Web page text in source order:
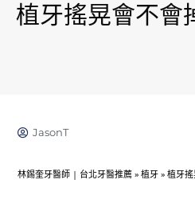
植牙搖晃會不會
JasonT
林錫奎牙醫師 | 台北牙醫推薦 » 植牙 » 植牙